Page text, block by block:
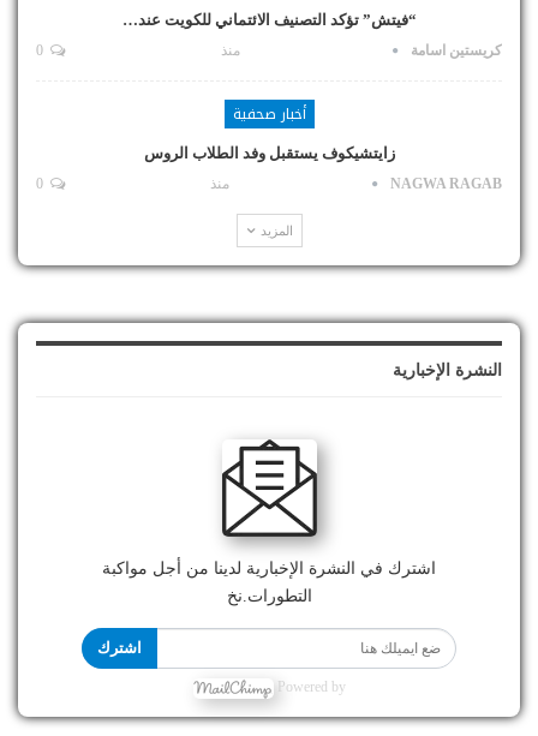
“فيتش” تؤكد التصنيف الائتماني للكويت عند…
كريستين اسامة منذ
أخبار صحفية
زايتشيكوف يستقبل وفد الطلاب الروس
NAGWA RAGAB منذ
المزيد
النشرة الإخبارية
اشترك في النشرة الإخبارية لدينا من أجل مواكبة
التطورات.نخ
اشترك
Powered by